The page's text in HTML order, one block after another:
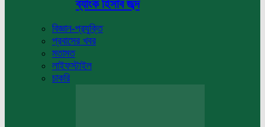
ব্যাংক হিসাব জব্দ
বিজ্ঞান-প্রযুক্তি
প্রবাসের খবর
মতামত
লাইফস্টাইল
চাকরি